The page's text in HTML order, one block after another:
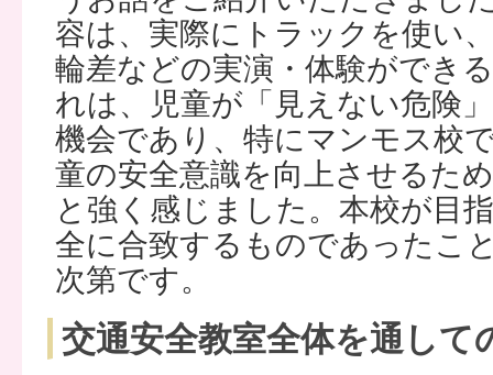
容は、実際にトラックを使い
輪差などの実演・体験ができ
れは、児童が「見えない危険
機会であり、特にマンモス校
童の安全意識を向上させるた
と強く感じました。本校が目
全に合致するものであったこ
次第です。
交通安全教室全体を通して